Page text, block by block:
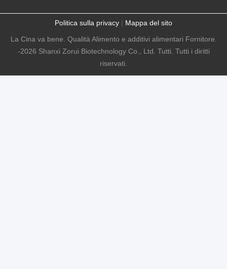
Politica sulla privacy | Mappa del sito
La Cina va bene. Qualità Alimento e additivi alimentari Fornitore.
-2026 Shanxi Zorui Biotechnology Co., Ltd. Tutti. Tutti i diritti
riservati.